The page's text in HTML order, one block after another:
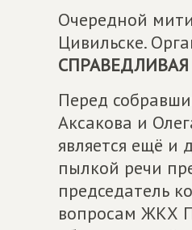
Очередной
Цивильске.
Перед
Аксакова и
является ещё и
пылкой речи
председатель
вопросам ЖКХ